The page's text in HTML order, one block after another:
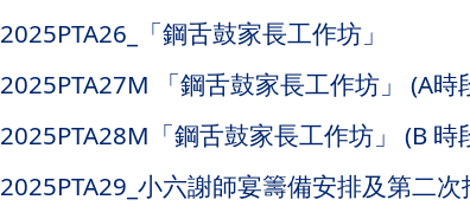
2025PTA26_「鋼舌鼓家長工作坊」
2025PTA27M 「鋼舌鼓家長工作坊」 (A時
2025PTA28M「鋼舌鼓家長工作坊」 (B 時
2025PTA29_小六謝師宴籌備安排及第二